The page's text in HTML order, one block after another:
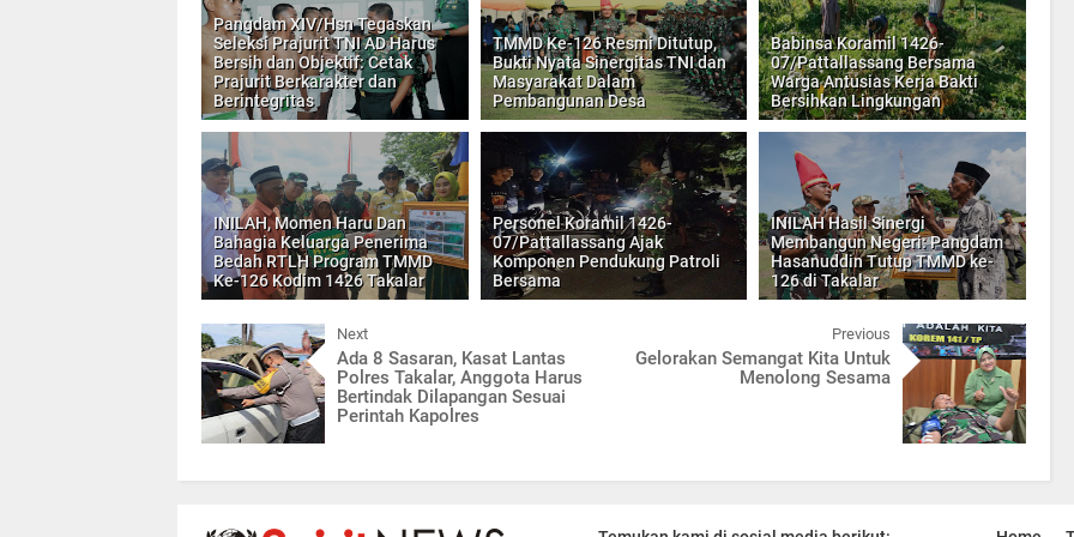
Pangdam XIV/Hsn Tegaskan
Seleksi Prajurit TNI AD Harus
Bersih dan Objektif: Cetak
Prajurit Berkarakter dan
Berintegritas
TMMD Ke-126 Resmi Ditutup,
Bukti Nyata Sinergitas TNI dan
Masyarakat Dalam
Pembangunan Desa
Babinsa Koramil 1426-
07/Pattallassang Bersama
Warga Antusias Kerja Bakti
Bersihkan Lingkungan
INILAH, Momen Haru Dan
Bahagia Keluarga Penerima
Bedah RTLH Program TMMD
Ke-126 Kodim 1426 Takalar
Personel Koramil 1426-
07/Pattallassang Ajak
Komponen Pendukung Patroli
Bersama
INILAH Hasil Sinergi
Membangun Negeri: Pangdam
Hasanuddin Tutup TMMD ke-
126 di Takalar
Next
Ada 8 Sasaran, Kasat Lantas
Polres Takalar, Anggota Harus
Bertindak Dilapangan Sesuai
Perintah Kapolres
Previous
Gelorakan Semangat Kita Untuk
Menolong Sesama